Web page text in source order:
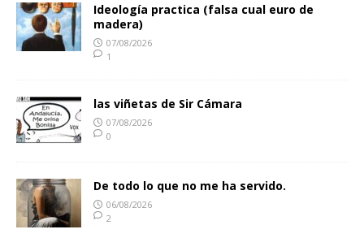
Ideología practica (falsa cual euro de
madera)
07/08/2026
1
las viñetas de Sir Cámara
07/08/2026
0
De todo lo que no me ha servido.
06/08/2026
2